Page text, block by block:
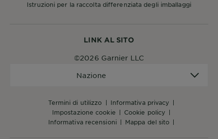
LINK AL SITO
termini di utilizzo
informativa privacy
impostazione cookie
cookie policy
informativa recensioni
mappa del sito
Nazione
©2026 Garnier LLC
Istruzioni per la raccolta differenziata degli imballaggi